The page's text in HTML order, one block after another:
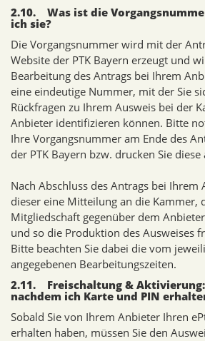
2.10. Was ist die
ich sie?
Die Vorgangsnummer wird mit der
Website der PTK Bayern erzeugt und
Bearbeitung des Antrags bei Ihrem
eine eindeutige Nummer, mit der Sie
Rückfragen zu Ihrem Ausweis bei der
Anbieter identifizieren können. Bitte
Ihre Vorgangsnummer am Ende des
der PTK Bayern bzw. drucken Sie diese
Nach Abschluss des Antrags bei Ihrem
dieser eine Mitteilung an die Kammer,
Mitgliedschaft gegenüber dem
und so die Produktion des Ausweises
Bitte beachten Sie dabei die vom
angegebenen Bearbeitungszeiten.
2.11. Freischaltung &
nachdem ich Karte und PIN
Sobald Sie von Ihrem Anbieter Ihren
erhalten haben, müssen Sie den